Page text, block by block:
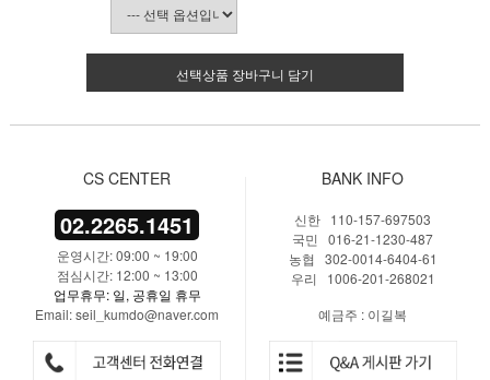
선택상품 장바구니 담기
CS CENTER
02.2265.1451
운영시간: 09:00 ~ 19:00
점심시간: 12:00 ~ 13:00
업무휴무: 일, 공휴일 휴무
Email: seil_kumdo@naver.com
BANK INFO
신한 110-157-697503
국민 016-21-1230-487
농협 302-0014-6404-61
우리 1006-201-268021
예금주 : 이길복